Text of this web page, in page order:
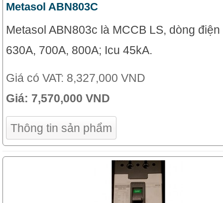
Metasol ABN803C
Metasol ABN803c là MCCB LS, dòng điện
630A, 700A, 800A; Icu 45kA.
Giá có VAT: 8,327,000 VND
Giá: 7,570,000 VND
Thông tin sản phẩm